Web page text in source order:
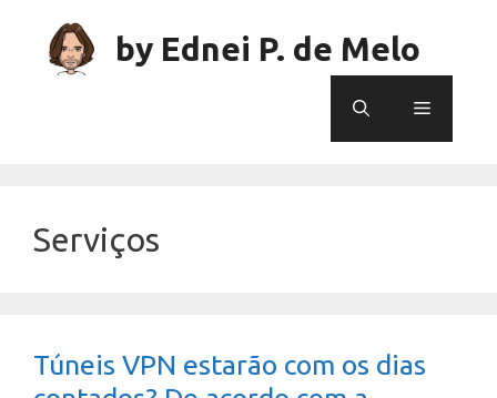
content
by Ednei P. de Melo
Menu
Serviços
Túneis VPN estarão com os dias